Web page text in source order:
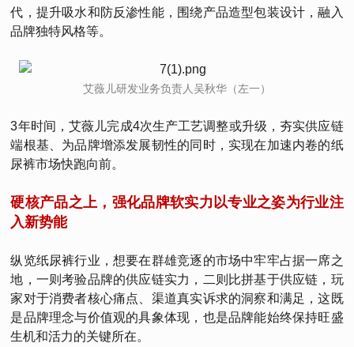
代，提升吸水和防反渗性能，围绕产品造型包装设计，融入
品牌独特风格等。
艾薇儿研发业务负责人吴秋华（左一）
3年时间，艾薇儿完成4次生产工艺调整或升级，夯实供应链
端根基、为品牌增添发展韧性的同时，实现在加速内卷的纸
尿裤市场快跑向前。
硬核产品之上，强化品牌软实力以专业之姿为行业注
入新势能
纵览纸尿裤行业，想要在群雄竞逐的市场中牢牢占据一席之
地，一则考验品牌的供应链实力，二则比拼基于供应链，玩
家对于消费者核心痛点、渠道真实诉求的洞察和满足，这既
是品牌理念与价值观的具象体现，也是品牌能始终保持旺盛
生机和活力的关键所在。